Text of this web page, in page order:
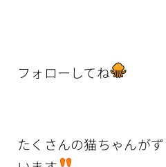
フォローしてね
たくさんの猫ちゃんが